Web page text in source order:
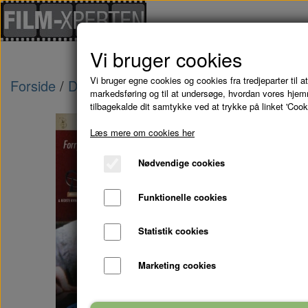
Forside Danske Film FLAMBEREDE
Vi bruger cookies
Vi bruger egne cookies og cookies fra tredjeparter til
markedsføring og til at undersøge, hvordan vores
tilbagekalde dit samtykke ved at trykke på linket
Læs mere om cookies her
Nødvendige cookies
Funktionelle cookies
Statistik cookies
Marketing cookies